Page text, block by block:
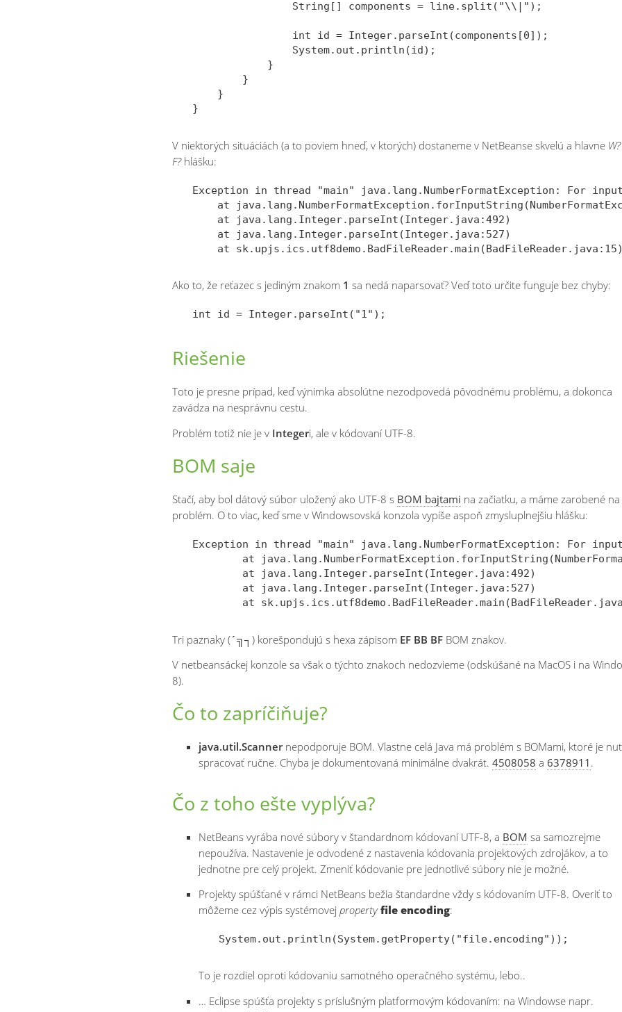
                String[] components = line.split("\\|");
                int id = Integer.parseInt(components[0]);
                System.out.println(id);
            }
        }
    }
V niektorých situáciách (a to poviem hneď, v ktorých) dostaneme v NetBeanse skvelú a hlavne
F?hlášku:
Exception in thread "main" java.lang.NumberFormatException: For
at
    at java.lang.Integer.parseInt(Integer.java:492)
    at java.lang.Integer.parseInt(Integer.java:527)
Ako to, že reťazec s jediným znakom 1 sa nedá naparsovať? Veď toto určite funguje bez chyby:
Riešenie
Toto je presne prípad, keď výnimka absolútne nezodpovedá pôvodnému problému, a dokonca
zavádza na nesprávnu cestu.
Problém totiž nie je v Integeri, ale v kódovaní UTF-8.
BOM saje
Stačí, aby bol dátový súbor uložený ako UTF-8 s BOM bajtami na začiatku, a máme zarobené na
problém. O to viac, keď sme v Windowsovská konzola vypíše aspoň zmysluplnejšiu hlášku:
Exception in thread "main" java.lang.NumberFormatException: For
at
        at java.lang.Integer.parseInt(Integer.java:492)
        at java.lang.Integer.parseInt(Integer.java:527)
Tri paznaky (´╗┐ ) korešpondujú s hexa zápisom EF BB BF BOM znakov.
V netbeansáckej konzole sa však o týchto znakoch nedozvieme (odskúšané na MacOS i na
8).
Čo to zapríčiňuje?
java.util.Scannernepodporuje BOM. Vlastne celá Java má problém s BOMami, ktoré je
spracovať ručne. Chyba je dokumentovaná minimálne dvakrát. 4508058 a 6378911 .
Čo z toho ešte vyplýva?
NetBeans vyrába nové súbory v štandardnom kódovaní UTF-8, a BOM sa samozrejme
nepoužíva. Nastavenie je odvodené z nastavenia kódovania projektových zdrojákov, a to
jednotne pre celý projekt. Zmeniť kódovanie pre jednotlivé súbory nie je možné.
Projekty spúšťané v rámci NetBeans bežia štandardne vždy s kódovaním UTF-8. Overiť to
môžeme cez výpis systémovej property file encoding:
To je rozdiel oproti kódovaniu samotného operačného systému, lebo..
… Eclipse spúšťa projekty s príslušným platformovým kódovaním: na Windowse napr.